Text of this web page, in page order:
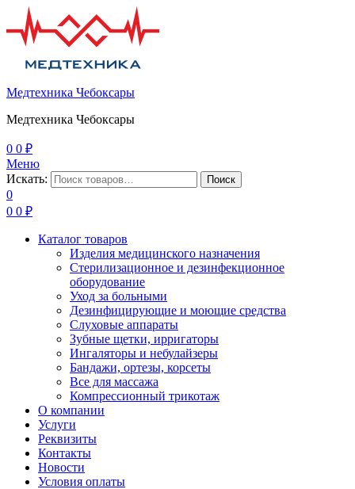
Медтехника Чебоксары
Медтехника Чебоксары
0 0 ₽
Меню
Искать:
Поиск
0
0 0 ₽
Каталог товаров
Изделия медицинского назначения
Стерилизационное и дезинфекционное
оборудование
Уход за больными
Дезинфицирующие и моющие средства
Слуховые аппараты
Зубные щетки, ирригаторы
Ингаляторы и небулайзеры
Бандажи, ортезы, корсеты
Все для массажа
Компрессионный трикотаж
О компании
Услуги
Реквизиты
Контакты
Новости
Условия оплаты